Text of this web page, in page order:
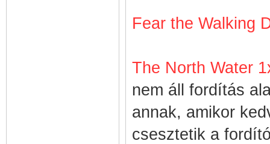
Fear the Walking
The North Water
nem áll fordítás
annak, amikor
csesztetik a